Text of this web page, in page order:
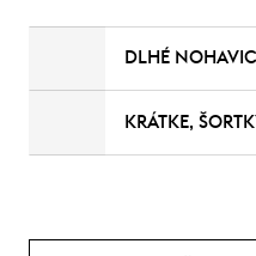
DLHÉ
KRÁTKE,